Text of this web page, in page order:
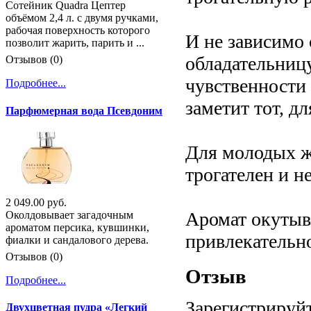
И не зависимо
заметит тот,
Для молодых
трогателен и
Аромат
Отзыв
Сотейник Quadra Цептер
объёмом 2,4 л. с двумя ручками,
рабочая поверхность которого
позволит жарить, парить и ...
Отзывов (0)
Подробнее...
Парфюмерная вода Псевдоним
2 049.00 руб.
Околдовывает загадочным
ароматом персика, кувшинки,
фиалки и сандалового дерева.
Отзывов (0)
Подробнее...
Двухцветная пудра «Легкий